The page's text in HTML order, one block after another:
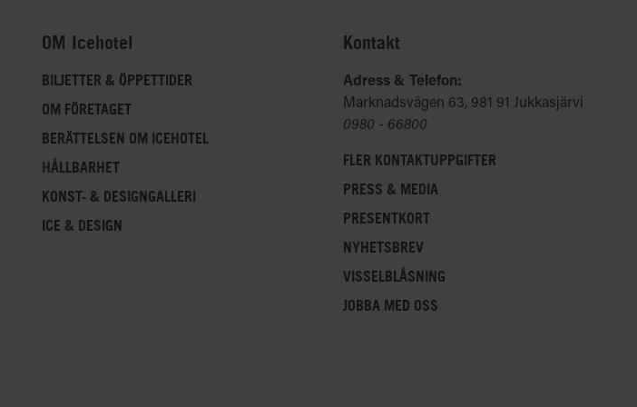
OM Icehotel
BILJETTER & ÖPPETTIDER
OM FÖRETAGET
BERÄTTELSEN OM ICEHOTEL
HÅLLBARHET
KONST- & DESIGNGALLERI
ICE & DESIGN
Kontakt
Adress & Telefon:
Marknadsvägen 63, 981 91 Jukkasjärvi
0980 - 66800
FLER KONTAKTUPPGIFTER
PRESS & MEDIA
PRESENTKORT
NYHETSBREV
VISSELBLÅSNING
JOBBA MED OSS